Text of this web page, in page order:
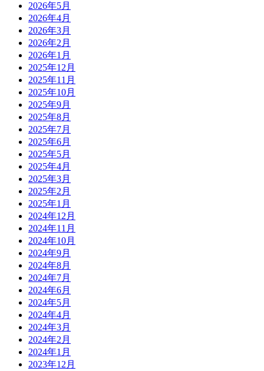
2026年5月
2026年4月
2026年3月
2026年2月
2026年1月
2025年12月
2025年11月
2025年10月
2025年9月
2025年8月
2025年7月
2025年6月
2025年5月
2025年4月
2025年3月
2025年2月
2025年1月
2024年12月
2024年11月
2024年10月
2024年9月
2024年8月
2024年7月
2024年6月
2024年5月
2024年4月
2024年3月
2024年2月
2024年1月
2023年12月